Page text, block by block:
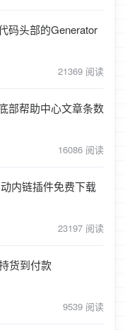
码头部的Generator
21369 阅读
部帮助中心文章条数
16086 阅读
内链插件免费下载
23197 阅读
货到付款
9539 阅读